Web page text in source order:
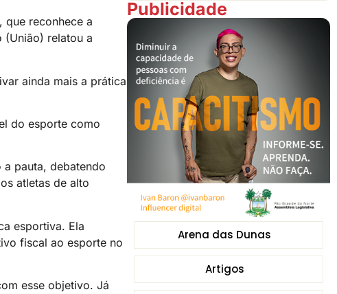
Publicidade
Arena das Dunas
Artigos
que reconhece a
(União) relatou a
ainda mais a prática
do esporte como
pauta, debatendo
atletas de alto
esportiva. Ela
fiscal ao esporte no
esse objetivo. Já